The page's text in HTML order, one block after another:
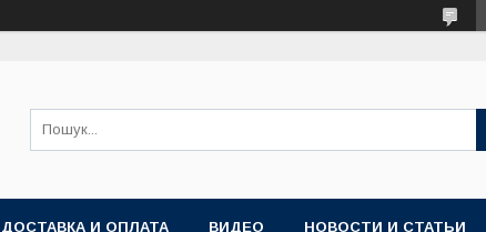
ДОСТАВКА И ОПЛАТА ВИДЕО НОВОСТИ И СТАТЬИ